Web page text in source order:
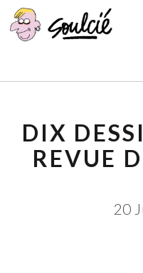
DIX
REVUE
20